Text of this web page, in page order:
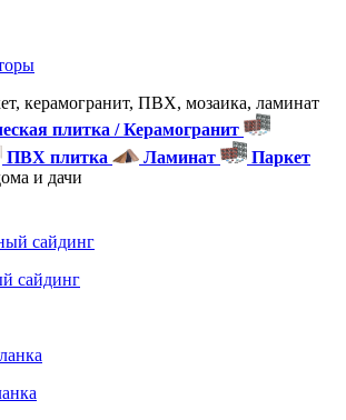
керамогранит, ПВХ, мозаика, ламинат
плитка / Керамогранит
ПВХ плитка Ламинат
Паркет
и дачи
сайдинг
сайдинг